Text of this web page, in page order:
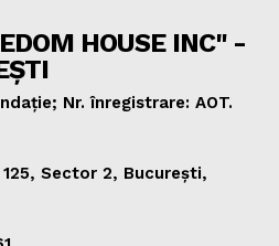
HOUSE INC" -
Nr. înregistrare: AOT.
Sector 2, București,